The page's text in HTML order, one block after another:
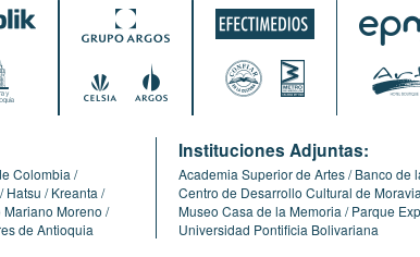
Colombia
Hatsu
Kreanta
Mariano Moreno
de Antioquia
Instituciones Adjuntas:
Academia Superior de Artes Banco de
Centro de Desarrollo Cultural de Moravia
Museo Casa de la Memoria
Parque
Universidad Pontificia Bolivariana